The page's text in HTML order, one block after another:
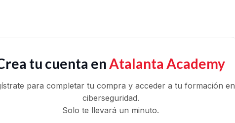
tu cuenta enAtalanta Academy
para completar tu compra y acceder a tu formación en
ciberseguridad.
Solo te llevará un minuto.